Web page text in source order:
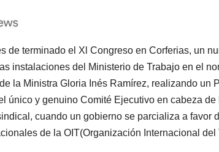
de terminado el Xl Congreso en Corferias, un
instalaciones del Ministerio de Trabajo en el
la Ministra Gloria Inés Ramírez, realizando un
único y genuino Comité Ejecutivo en cabeza de
cuando un gobierno se parcializa a favor
de la OIT(Organización Internacional del